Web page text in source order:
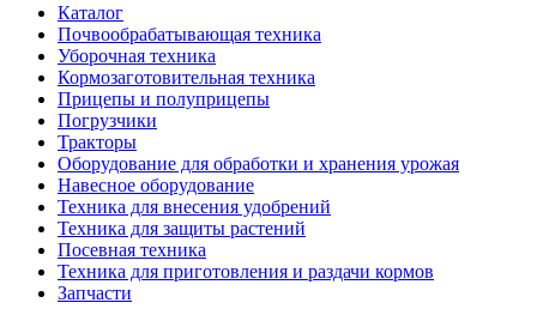
Каталог
Почвообрабатывающая техника
Уборочная техника
Кормозаготовительная техника
Прицепы и полуприцепы
Погрузчики
Тракторы
Оборудование для обработки и хранения урожая
Навесное оборудование
Техника для внесения удобрений
Техника для защиты растений
Посевная техника
Техника для приготовления и раздачи кормов
Запчасти